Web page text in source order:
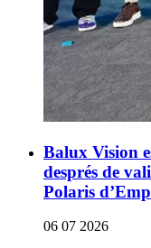
Balux Vision
després de
Polaris
06 07 2026